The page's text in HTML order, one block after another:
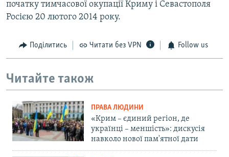
початку тимчасової окупації Криму і Севастополя
Росією 20 лютого 2014 року.
Поділитись Читати без VPN Follow us
Читайте також
ПРАВА ЛЮДИНИ
«Крим – єдиний регіон, де
українці – меншість»: дискусія
навколо нової пам'ятної дати